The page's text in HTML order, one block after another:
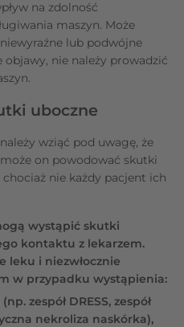
na zdolność
maszyn. Może
lub podwójne
nie należy prowadzić
uboczne
wziąć pod uwagę, że
on powodować skutki
nie każdy pacjent ich
wystąpić skutki
kontaktu z lekarzem.
leku i niezwłocznie
w przypadku wystąpienia:
zespół DRESS, zespół
nekroliza naskórka),